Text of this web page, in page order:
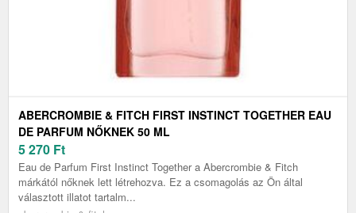
ABERCROMBIE & FITCH FIRST INSTINCT TOGETHER EAU
DE PARFUM NŐKNEK 50 ML
5 270 Ft
Eau de Parfum First Instinct Together a Abercrombie & Fitch
márkától nőknek lett létrehozva. Ez a csomagolás az Ön által
választott illatot tartalm...